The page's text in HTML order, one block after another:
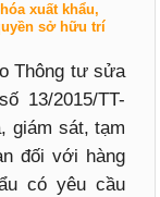
xuất khẩu,
sở hữu trí
Thông tư sửa
13/2015/TT-
giám sát, tạm
đối với hàng
có yêu cầu